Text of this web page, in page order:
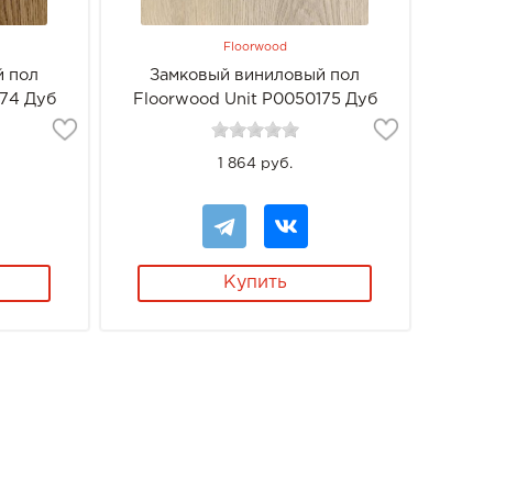
пол
Дуб
Floorwood
Замковый виниловый пол
Floorwood Unit Р0050175 Дуб
Лирика
1 864 руб.
Купить